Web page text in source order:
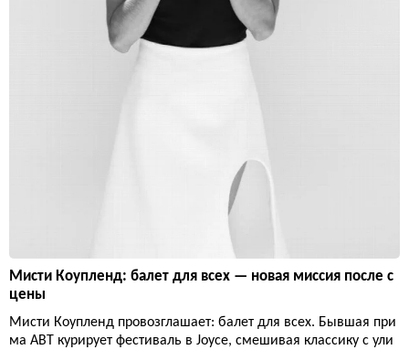
Мисти Коупленд: балет для всех — новая миссия после с
цены
Мисти Коупленд провозглашает: балет для всех. Бывшая при
ма ABT курирует фестиваль в Joyce, смешивая классику с ули